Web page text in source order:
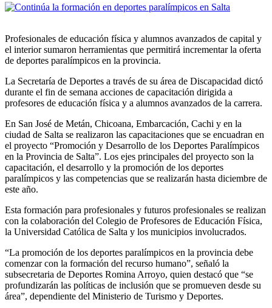
Profesionales de educación física y alumnos avanzados de capital y
el interior sumaron herramientas que permitirá incrementar la oferta
de deportes paralímpicos en la provincia.
La Secretaría de Deportes a través de su área de Discapacidad dictó
durante el fin de semana acciones de capacitación dirigida a
profesores de educación física y a alumnos avanzados de la carrera.
En San José de Metán, Chicoana, Embarcación, Cachi y en la
ciudad de Salta se realizaron las capacitaciones que se encuadran en
el proyecto “Promoción y Desarrollo de los Deportes Paralímpicos
en la Provincia de Salta”. Los ejes principales del proyecto son la
capacitación, el desarrollo y la promoción de los deportes
paralímpicos y las competencias que se realizarán hasta diciembre de
este año.
Esta formación para profesionales y futuros profesionales se realizan
con la colaboración del Colegio de Profesores de Educación Física,
la Universidad Católica de Salta y los municipios involucrados.
“La promoción de los deportes paralímpicos en la provincia debe
comenzar con la formación del recurso humano”, señaló la
subsecretaria de Deportes Romina Arroyo, quien destacó que “se
profundizarán las políticas de inclusión que se promueven desde su
área”, dependiente del Ministerio de Turismo y Deportes.